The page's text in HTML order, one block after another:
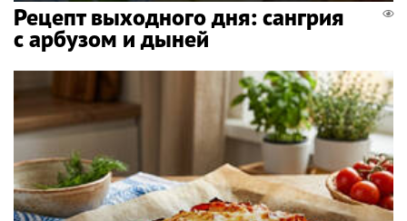
Рецепт выходного дня: сангрия
с арбузом и дыней